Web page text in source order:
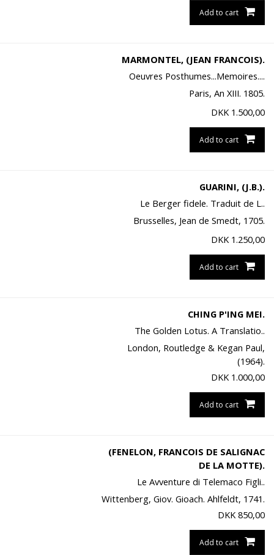
Add to cart
MARMONTEL, (JEAN FRANCOIS).
Oeuvres Posthumes...Memoires....
Paris, An XIII. 1805.
DKK 1.500,00
Add to cart
GUARINI, (J.B.).
Le Berger fidele. Traduit de L..
Brusselles, Jean de Smedt, 1705.
DKK 1.250,00
Add to cart
CHING P'ING MEI.
The Golden Lotus. A Translatio..
London, Routledge & Kegan Paul,
(1964).
DKK 1.000,00
Add to cart
(FENELON, FRANCOIS DE SALIGNAC
DE LA MOTTE).
Le Avventure di Telemaco Figli..
Wittenberg, Giov. Gioach. Ahlfeldt, 1741.
DKK 850,00
Add to cart